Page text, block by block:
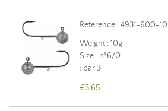
Reference : 4931-600-10
Weight : 10g
Size : n°6/0
: par 3
€3.65